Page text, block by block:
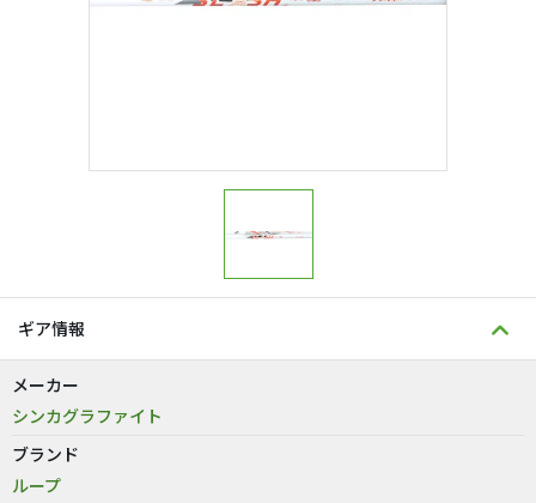
ギア情報
メーカー
シンカグラファイト
ブランド
ループ